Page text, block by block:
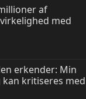
af
med
erkender: Min
kritiseres med